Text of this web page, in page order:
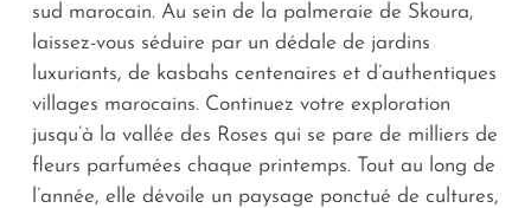
sud marocain. Au sein de la palmeraie de Skoura,
laissez-vous séduire par un dédale de jardins
luxuriants, de kasbahs centenaires et d’authentiques
villages marocains. Continuez votre exploration
jusqu’à la vallée des Roses qui se pare de milliers de
fleurs parfumées chaque printemps. Tout au long de
l’année, elle dévoile un paysage ponctué de cultures,